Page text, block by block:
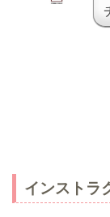
インストラ